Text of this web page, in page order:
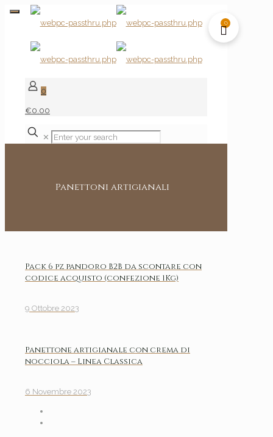
0
€0.00
✕
Panettoni artigianali
Pack 6 pz pandoro B2B da scontare con
codice acquisto (confezione 1Kg)
9 Ottobre 2023
Panettone artigianale con crema di
nocciola – Linea Classica
6 Novembre 2023
0